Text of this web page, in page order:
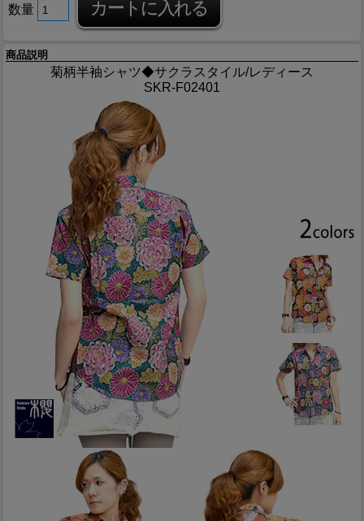
数量
商品説明
菊柄半袖シャツ◆サクラスタイル/レディース
SKR-F02401